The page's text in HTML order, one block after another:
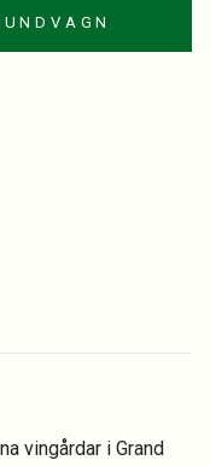
vingårdar i Grand